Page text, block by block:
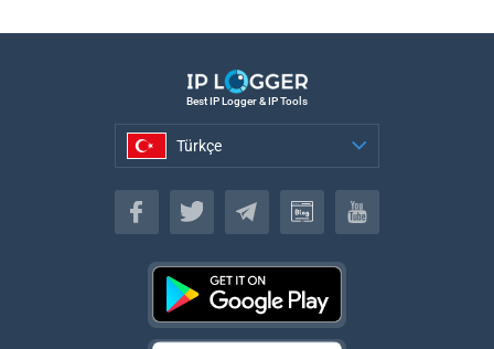
Best IP Logger & IP Tools
Türkçe
Türkçe